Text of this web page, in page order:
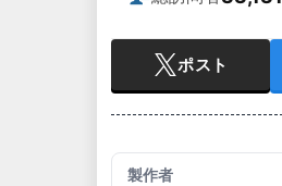
ポスト
製作者